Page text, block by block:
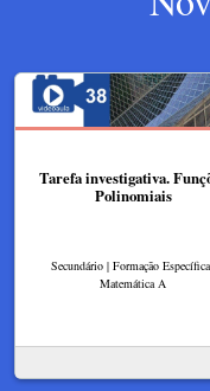
Tarefa investigativa.
Polinomiais
Secundário | Formação
Matemática A